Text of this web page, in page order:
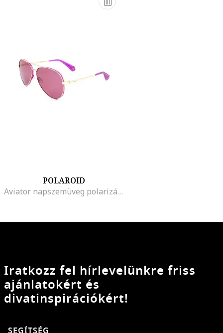
POLAROID
Aviator napszemüveg polarizált lencsékkel
Iratkozz fel hírlevelünkre friss
ajánlatokért és
divatinspirációkért!